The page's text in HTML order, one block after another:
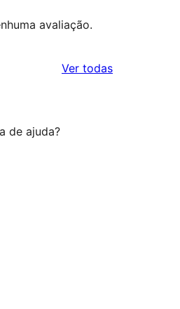
avaliação.
Ver todasavaliações
de ajuda?